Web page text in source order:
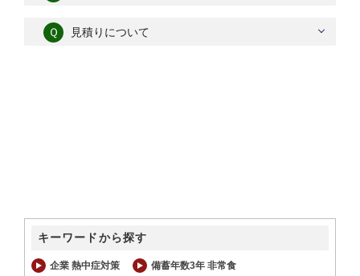
Ｑ 見積りについて
キーワードから探す
企業 熱中症対策
備蓄年数3年 非常食